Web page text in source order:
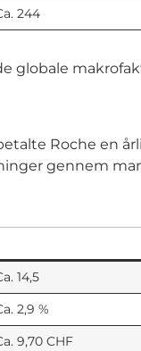
244
globale
Roche en
gennem
14,5
2,9 %
9,70 CHF